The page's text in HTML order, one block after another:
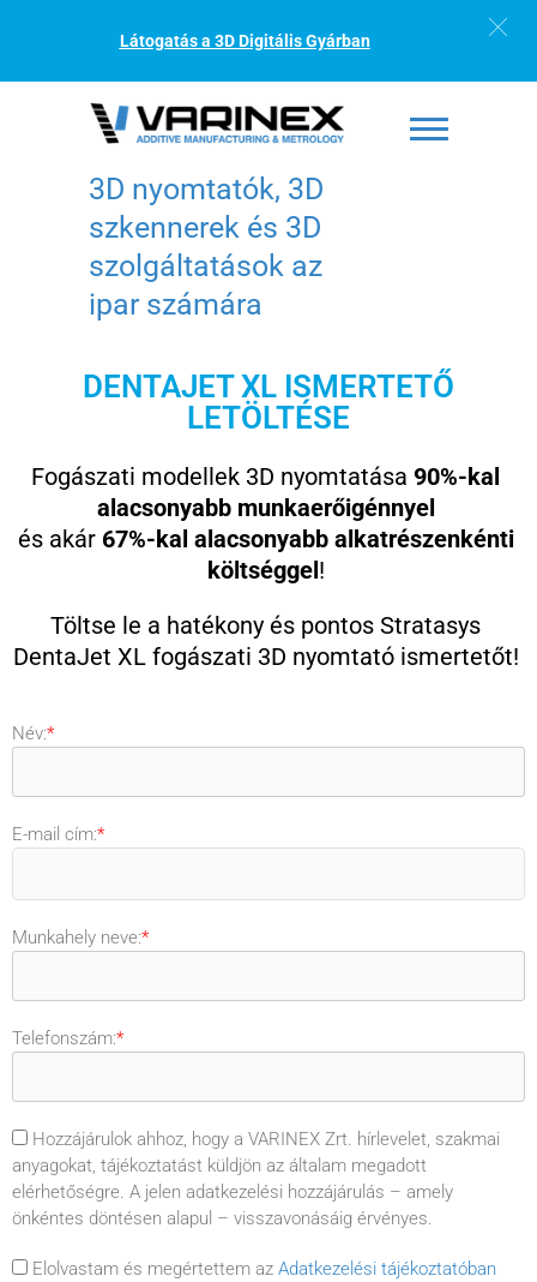
Látogatás a 3D Digitális Gyárban
3D nyomtatók, 3D
szkennerek és 3D
szolgáltatások az
ipar számára
DENTAJET XL ISMERTETŐ
LETÖLTÉSE
Fogászati modellek 3D nyomtatása 90%-kal
alacsonyabb munkaerőigénnyel
és akár 67%-kal alacsonyabb alkatrészenkénti
költséggel!
Töltse le a hatékony és pontos Stratasys
DentaJet XL fogászati 3D nyomtató ismertetőt!
Név:*
E-mail cím:*
Munkahely neve:*
Telefonszám:*
Hozzájárulok ahhoz, hogy a VARINEX Zrt. hírlevelet, szakmai
anyagokat, tájékoztatást küldjön az általam megadott
elérhetőségre. A jelen adatkezelési hozzájárulás – amely
önkéntes döntésen alapul – visszavonásáig érvényes.
Elolvastam és megértettem az Adatkezelési tájékoztatóban